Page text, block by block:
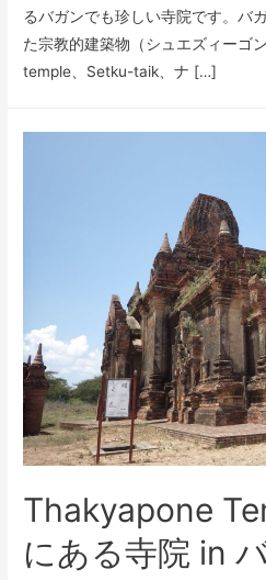
るバガンでも珍しい寺院です。バ
た宗教的建築物（シュエズィーゴ
temple、Setku-taik、ナ […]
Thakyapone
にある寺院 in